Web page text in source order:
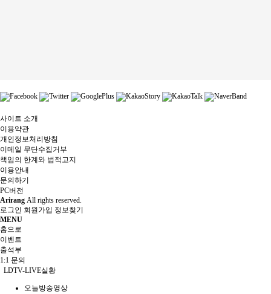
사이트 소개
이용약관
개인정보처리방침
이메일 무단수집거부
책임의 한계와 법적고지
이용안내
문의하기
PC버전
Arirang All rights reserved.
로그인 회원가입 정보찾기
MENU
홈으로
이벤트
출석부
1:1 문의
LDTV-LIVE실황
오늘방송영상